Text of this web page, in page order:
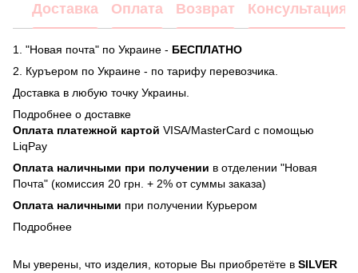
Доставка Оплата Возврат Консультация
1. "Новая почта" по Украине - БЕСПЛАТНО
2. Куръером по Украине - по тарифу перевозчика.
Доставка в любую точку Украины.
Подробнее о доставке
Оплата платежной картой VISA/MasterCard с помощью
LiqPay
Оплата наличными при получении в отделении "Новая
Почта" (комиссия 20 грн. + 2% от суммы заказа)
Оплата наличными при получении Курьером
Подробнее
Мы уверены, что изделия, которые Вы приобретёте в SILVER